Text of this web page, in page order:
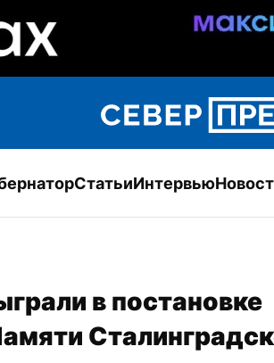
СтатьиИнтервью
в постановке